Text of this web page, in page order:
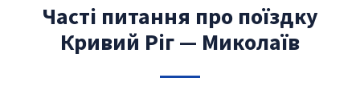
Часті питання про поїздку
Кривий Ріг — Миколаїв